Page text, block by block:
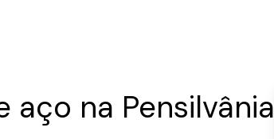
aço na Pensilvânia